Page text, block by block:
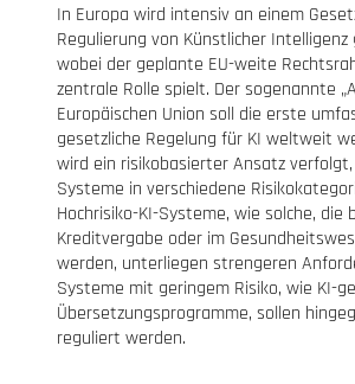
In Europa wird intensiv an einem
Regulierung von Künstlicher
wobei der geplante EU-weite
zentrale Rolle spielt. Der sogenannte
Europäischen Union soll die erste
gesetzliche Regelung für KI weltweit
wird ein risikobasierter Ansatz
Systeme in verschiedene
Hochrisiko-KI-Systeme, wie solche, die
Kreditvergabe oder im
werden, unterliegen strengeren
Systeme mit geringem Risiko, wie KI-
Übersetzungsprogramme, sollen
reguliert werden.